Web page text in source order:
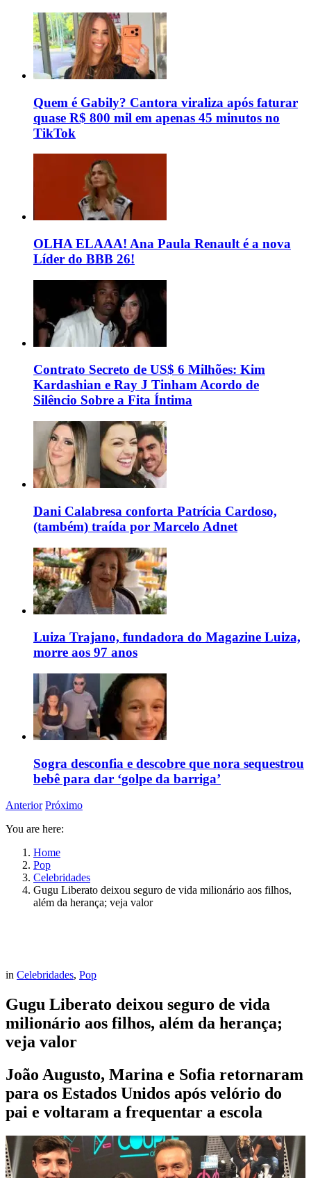
Quem é Gabily? Cantora viraliza após faturar
quase R$ 800 mil em apenas 45 minutos no
TikTok
OLHA ELAAA! Ana Paula Renault é a nova
Líder do BBB 26!
Contrato Secreto de US$ 6 Milhões: Kim
Kardashian e Ray J Tinham Acordo de
Silêncio Sobre a Fita Íntima
Dani Calabresa conforta Patrícia Cardoso,
(também) traída por Marcelo Adnet
Luiza Trajano, fundadora do Magazine Luiza,
morre aos 97 anos
Sogra desconfia e descobre que nora sequestrou
bebê para dar ‘golpe da barriga’
Anterior Próximo
You are here:
Home
Pop
Celebridades
Gugu Liberato deixou seguro de vida milionário aos filhos,
além da herança; veja valor
in Celebridades, Pop
Gugu Liberato deixou seguro de vida
milionário aos filhos, além da herança;
veja valor
João Augusto, Marina e Sofia retornaram
para os Estados Unidos após velório do
pai e voltaram a frequentar a escola